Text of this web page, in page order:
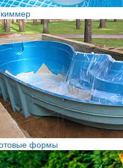
формы